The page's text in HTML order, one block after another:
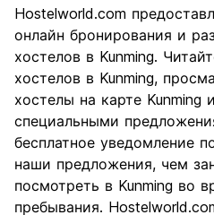
достопримечательностей
Культура
Ночная жизнь
Соотношение цены и
качества
Hostelworld.com
онлайн бронирования и
хостелов в Kunming.
хостелов в Kunming,
хостелы на карте Kunming
специальными
бесплатное уведомление
наши предложения, чем
посмотреть в Kunming во
пребывания.